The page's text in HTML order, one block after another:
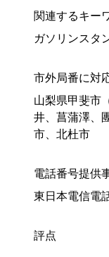
関連するキー
ガソリンスタ
市外局番に対
山梨県甲斐市
井、菖蒲澤、
市、北杜市
電話番号提供
東日本電信電
評点